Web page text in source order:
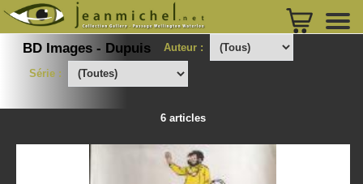
BD Images - Dupuis Auteur :
Série :
6 articles